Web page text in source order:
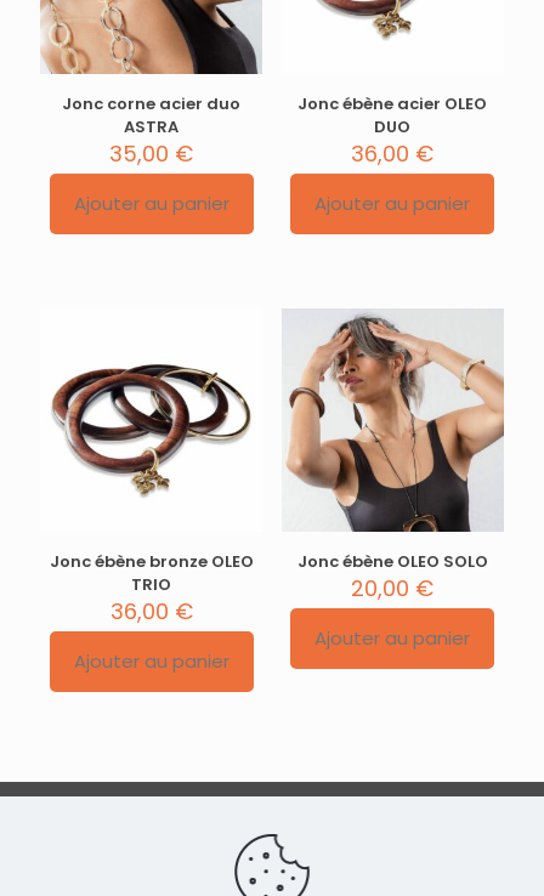
la
page
du
produit
page
Jonc corne acier duo
ASTRA
35,00 €
Ajouter au panier
Jonc ébène acier OLEO
DUO
36,00 €
Ajouter au panier
Jonc ébène bronze OLEO
TRIO
36,00 €
Ajouter au panier
Jonc ébène OLEO SOLO
20,00 €
Ajouter au panier
Conditions générales de vente
confidentialité|Contact